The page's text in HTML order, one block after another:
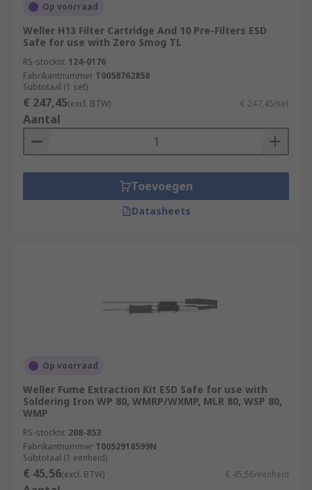
Op voorraad
Weller H13 Filter Cartridge And 10 Pre-Filters ESD
Safe for use with Zero Smog TL
RS-stocknr. 124-0176
Fabrikantnummer T0058762858
Subtotaal (1 set)
€ 247,45(excl. BTW) € 247,45/set
Aantal
Toevoegen
Datasheets
Op voorraad
Weller Fume Extraction Kit ESD Safe for use with
Soldering Iron WP 80, WMRP/WXMP, MLR 80, WSP 80,
WMP
RS-stocknr. 208-853
Fabrikantnummer T0052918599N
Subtotaal (1 eenheid)
€ 45,56(excl. BTW) € 45,56/eenheid